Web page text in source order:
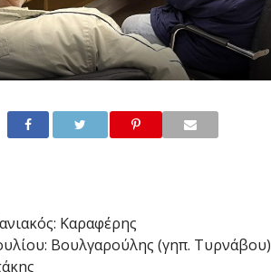
Καραφέρης
Βουλγαρούλης (γηπ. Τυρνάβου)